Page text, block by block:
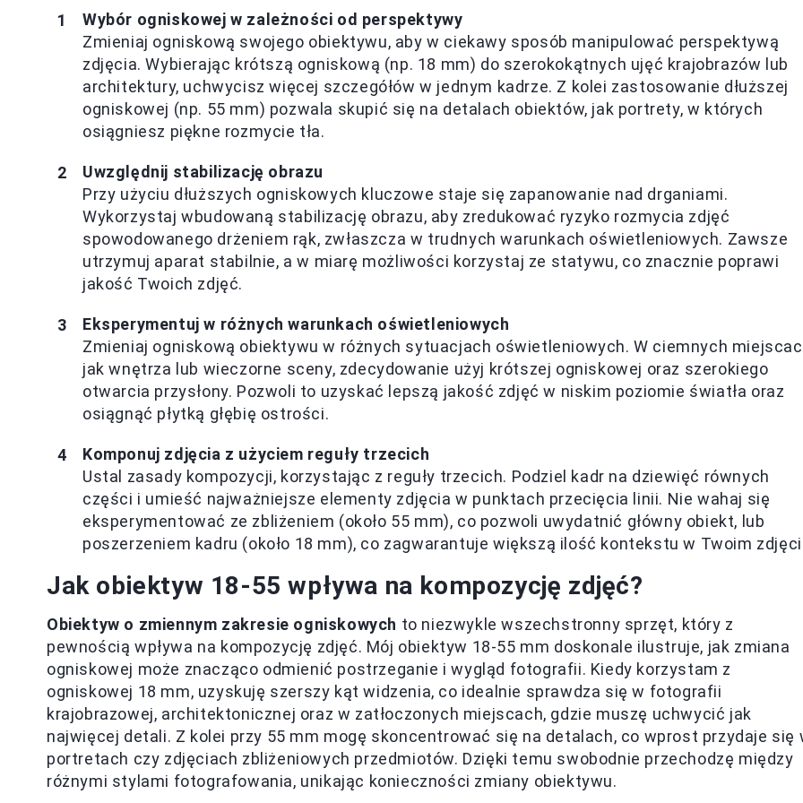
Wybór ogniskowej w zależności od perspektywy
Zmieniaj ogniskową swojego obiektywu, aby w ciekawy sposób manipulować perspektywą
zdjęcia. Wybierając krótszą ogniskową (np. 18 mm) do szerokokątnych ujęć krajobrazów lub
architektury, uchwycisz więcej szczegółów w jednym kadrze. Z kolei zastosowanie dłuższej
ogniskowej (np. 55 mm) pozwala skupić się na detalach obiektów, jak portrety, w których
osiągniesz piękne rozmycie tła.
Uwzględnij stabilizację obrazu
Przy użyciu dłuższych ogniskowych kluczowe staje się zapanowanie nad drganiami.
Wykorzystaj wbudowaną stabilizację obrazu, aby zredukować ryzyko rozmycia zdjęć
spowodowanego drżeniem rąk, zwłaszcza w trudnych warunkach oświetleniowych. Zawsze
utrzymuj aparat stabilnie, a w miarę możliwości korzystaj ze statywu, co znacznie poprawi
jakość Twoich zdjęć.
Eksperymentuj w różnych warunkach oświetleniowych
Zmieniaj ogniskową obiektywu w różnych sytuacjach oświetleniowych. W ciemnych
jak wnętrza lub wieczorne sceny, zdecydowanie użyj krótszej ogniskowej oraz szerokiego
otwarcia przysłony. Pozwoli to uzyskać lepszą jakość zdjęć w niskim poziomie światła oraz
osiągnąć płytką głębię ostrości.
Komponuj zdjęcia z użyciem reguły trzecich
Ustal zasady kompozycji, korzystając z reguły trzecich. Podziel kadr na dziewięć równych
części i umieść najważniejsze elementy zdjęcia w punktach przecięcia linii. Nie wahaj się
eksperymentować ze zbliżeniem (około 55 mm), co pozwoli uwydatnić główny obiekt, lub
poszerzeniem kadru (około 18 mm), co zagwarantuje większą ilość kontekstu w Twoim
Jak obiektyw 18-55 wpływa na kompozycję zdjęć?
Obiektyw o zmiennym zakresie ogniskowych to niezwykle wszechstronny sprzęt, który z
pewnością wpływa na kompozycję zdjęć. Mój obiektyw 18-55 mm doskonale ilustruje, jak zmiana
ogniskowej może znacząco odmienić postrzeganie i wygląd fotografii. Kiedy korzystam z
ogniskowej 18 mm, uzyskuję szerszy kąt widzenia, co idealnie sprawdza się w fotografii
krajobrazowej, architektonicznej oraz w zatłoczonych miejscach, gdzie muszę uchwycić jak
najwięcej detali. Z kolei przy 55 mm mogę skoncentrować się na detalach, co wprost przydaje się
portretach czy zdjęciach zbliżeniowych przedmiotów. Dzięki temu swobodnie przechodzę między
różnymi stylami fotografowania, unikając konieczności zmiany obiektywu.